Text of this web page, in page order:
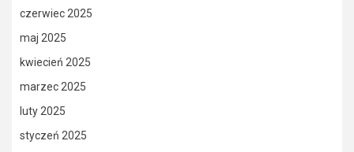
czerwiec 2025
maj 2025
kwiecień 2025
marzec 2025
luty 2025
styczeń 2025